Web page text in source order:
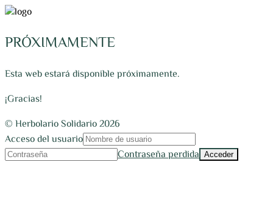
PRÓXIMAMENTE
Esta web estará disponible próximamente.
¡Gracias!
© Herbolario Solidario 2026
Acceso del usuario
Contraseña perdida